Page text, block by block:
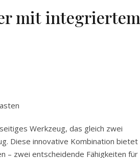
mit integriertem
Werkzeug, das gleich zwei
Diese innovative Kombination bietet
– zwei entscheidende Fähigkeiten für